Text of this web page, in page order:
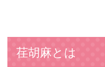
荏胡麻とは